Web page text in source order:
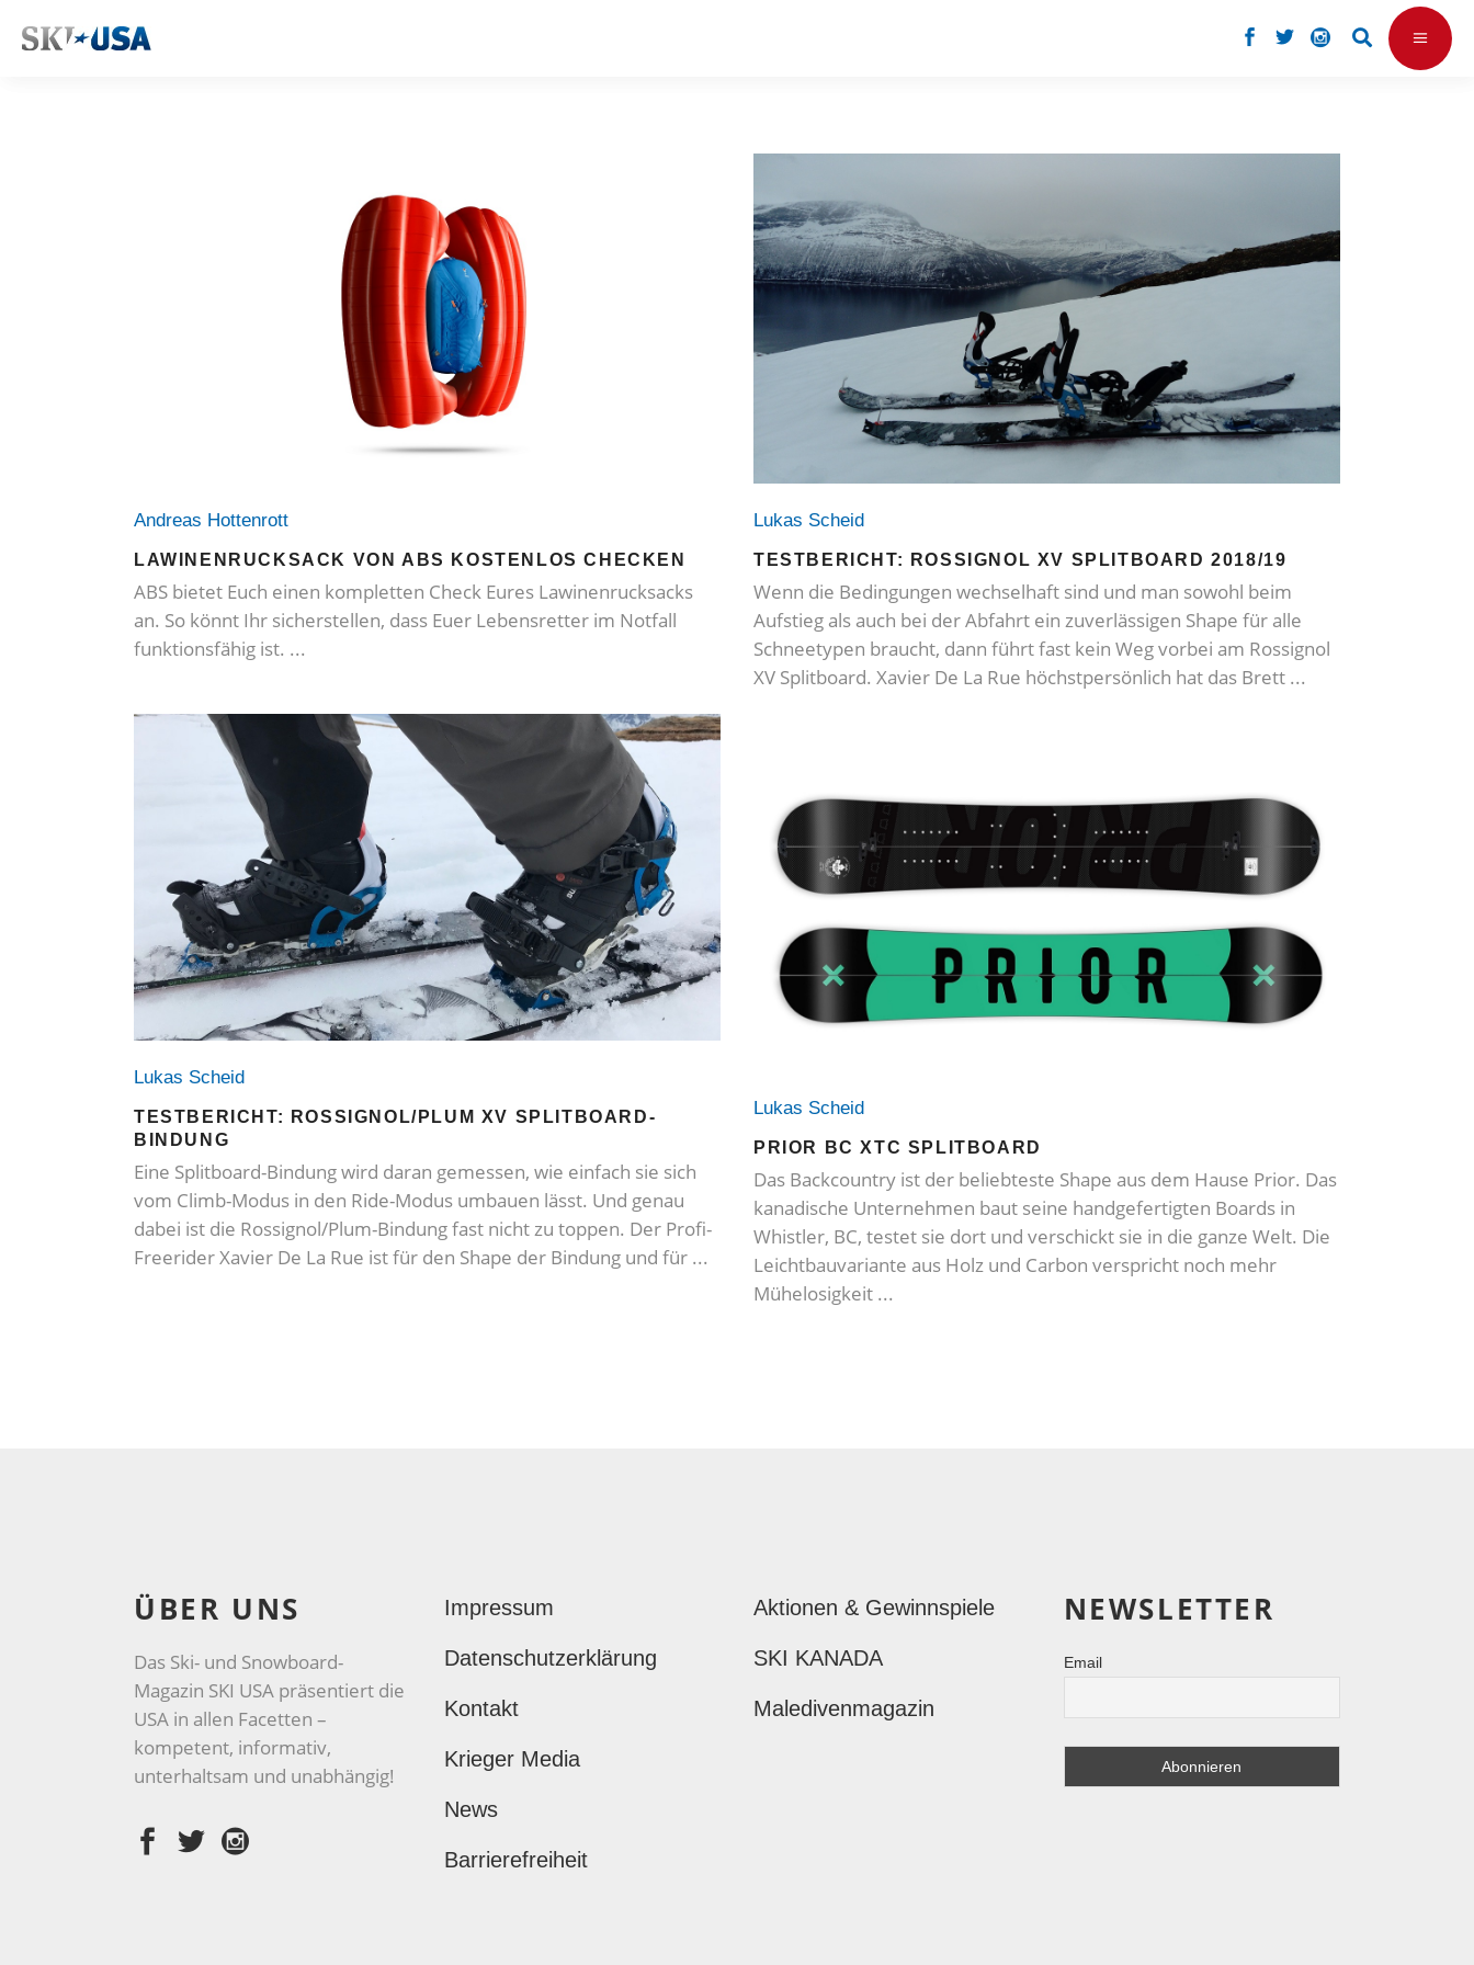
Andreas Hottenrott
LAWINENRUCKSACK VON ABS KOSTENLOS CHECKEN
ABS bietet Euch einen kompletten Check Eures Lawinenrucksacks
an. So könnt Ihr sicherstellen, dass Euer Lebensretter im Notfall
funktionsfähig ist.
Lukas Scheid
TESTBERICHT: ROSSIGNOL XV SPLITBOARD 2018/19
Wenn die Bedingungen wechselhaft sind und man sowohl beim
Aufstieg als auch bei der Abfahrt ein zuverlässigen Shape für alle
Schneetypen braucht, dann führt fast kein Weg vorbei am Rossignol
XV Splitboard. Xavier De La Rue höchstpersönlich hat das Brett
Lukas Scheid
TESTBERICHT: ROSSIGNOL/PLUM XV SPLITBOARD-
BINDUNG
Eine Splitboard-Bindung wird daran gemessen, wie einfach sie sich
vom Climb-Modus in den Ride-Modus umbauen lässt. Und genau
dabei ist die Rossignol/Plum-Bindung fast nicht zu toppen. Der Profi-
Freerider Xavier De La Rue ist für den Shape der Bindung und für
Lukas Scheid
PRIOR BC XTC SPLITBOARD
Das Backcountry ist der beliebteste Shape aus dem Hause Prior. Das
kanadische Unternehmen baut seine handgefertigten Boards in
Whistler, BC, testet sie dort und verschickt sie in die ganze Welt. Die
Leichtbauvariante aus Holz und Carbon verspricht noch mehr
Mühelosigkeit
ÜBER UNS
Das Ski- und Snowboard-
Magazin SKI USA präsentiert die
USA in allen Facetten –
kompetent, informativ,
unterhaltsam und unabhängig!
Impressum
Datenschutzerklärung
Kontakt
Krieger Media
News
Barrierefreiheit
Aktionen & Gewinnspiele
SKI KANADA
Maledivenmagazin
NEWSLETTER
Email